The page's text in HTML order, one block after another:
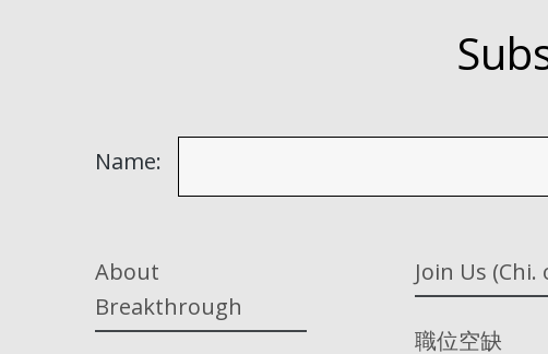
Name:
About
Breakthrough
Join Us (Chi.
職位空缺